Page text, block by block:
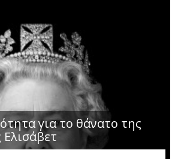
για το θάνατο της
Ελισάβετ